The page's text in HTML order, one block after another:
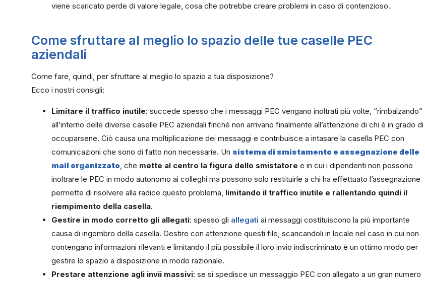
viene scaricato perde di valore legale, cosa che potrebbe creare problemi in caso di contenzioso.
Come sfruttare al meglio lo spazio delle tue caselle PEC
aziendali
Come fare, quindi, per sfruttare al meglio lo spazio a tua disposizione?
Ecco i nostri consigli:
Limitare il traffico inutile: succede spesso che i messaggi PEC vengano inoltrati più volte, “rimbalzando”
all’interno delle diverse caselle PEC aziendali finché non arrivano finalmente all’attenzione di chi è in grado di
occuparsene. Ciò causa una moltiplicazione dei messaggi e contribuisce a intasare la casella PEC con
comunicazioni che sono di fatto non necessarie. Un sistema di smistamento e assegnazione delle
mail organizzato , che mette al centro la figura dello smistatore e in cui i dipendenti non possono
inoltrare le PEC in modo autonomo ai colleghi ma possono solo restituirle a chi ha effettuato l’assegnazione
permette di risolvere alla radice questo problema, limitando il traffico inutile e rallentando quindi il
riempimento della casella.
Gestire in modo corretto gli allegati: spesso gli allegati ai messaggi costituiscono la più importante
causa di ingombro della casella. Gestire con attenzione questi file, scaricandoli in locale nel caso in cui non
contengano informazioni rilevanti e limitando il più possibile il loro invio indiscriminato è un ottimo modo per
gestire lo spazio a disposizione in modo razionale.
Prestare attenzione agli invii massivi: se si spedisce un messaggio PEC con allegato a un gran numero